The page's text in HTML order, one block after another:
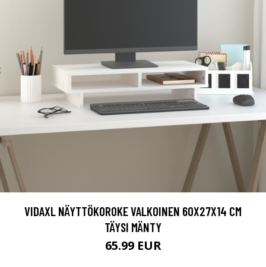
VIDAXL NÄYTTÖKOROKE VALKOINEN 60X27X14 CM
TÄYSI MÄNTY
65.99 EUR